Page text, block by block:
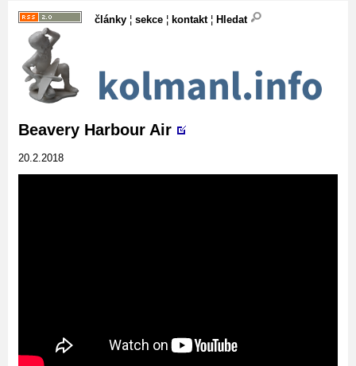
články ¦ sekce ¦ kontakt¦ Hledat
Beavery Harbour Air
20.2.2018